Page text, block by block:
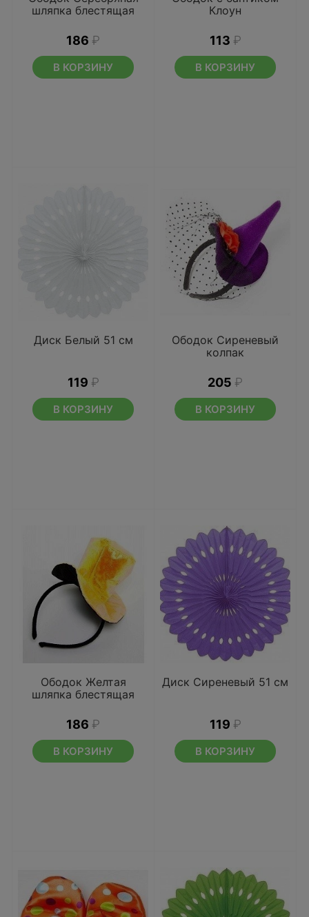
шляпка блестящая
186 ₽
В КОРЗИНУ
Клоун
113 ₽
В КОРЗИНУ
Диск Белый 51 см
119 ₽
В КОРЗИНУ
Ободок Сиреневый
колпак
205 ₽
В КОРЗИНУ
Ободок Желтая
шляпка блестящая
186 ₽
В КОРЗИНУ
Диск Сиреневый 51 см
119 ₽
В КОРЗИНУ